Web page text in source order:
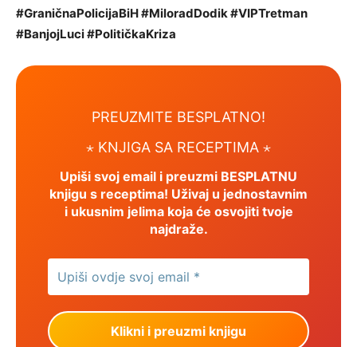
#GraničnaPolicijaBiH #MiloradDodik #VIPTretman
#BanjojLuci #PolitičkaKriza
PREUZMITE BESPLATNO!
⋆ KNJIGA SA RECEPTIMA ⋆
Upiši svoj email i preuzmi BESPLATNU
knjigu s receptima! Uživaj u jednostavnim
i ukusnim jelima koja će osvojiti tvoje
najdraže.